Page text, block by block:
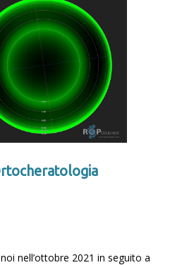
nell’ottobre 2021 in seguito a